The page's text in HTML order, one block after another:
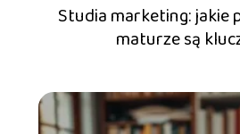
Studia marketing: jakie
maturze są